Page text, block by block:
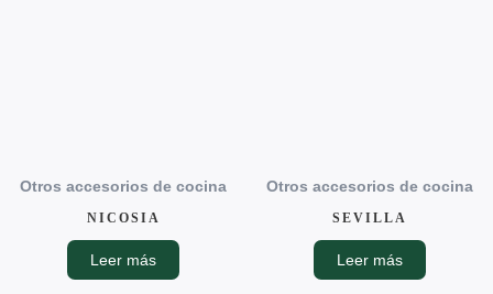
Otros accesorios de cocina
NICOSIA
Leer más
Otros accesorios de cocina
SEVILLA
Leer más